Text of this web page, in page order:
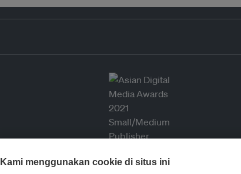
Kami menggunakan cookie di situs ini